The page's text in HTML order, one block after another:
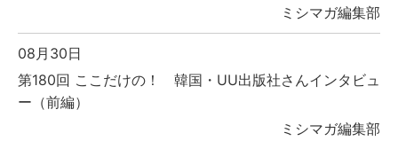
ミシマガ編集部
08月30日
第180回 ここだけの！ 韓国・UU出版社さんインタビュ
ー（前編）
ミシマガ編集部